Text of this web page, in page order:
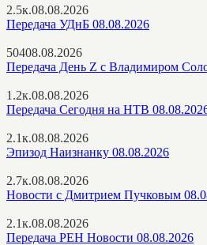
2.5к.08.08.2026
Передача УДнБ 08.08.2026
50408.08.2026
Передача День Z с Владимиром
1.2к.08.08.2026
Передача Сегодня на НТВ
2.1к.08.08.2026
Эпизод Наизнанку 08.08.2026
2.7к.08.08.2026
Новости с Дмитрием Пучковым
2.1к.08.08.2026
Передача РЕН Новости 08.08.2026